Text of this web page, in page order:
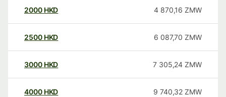
2000 HKD 4 870,16 ZMW
2500 HKD 6 087,70 ZMW
3000 HKD 7 305,24 ZMW
4000 HKD 9 740,32 ZMW